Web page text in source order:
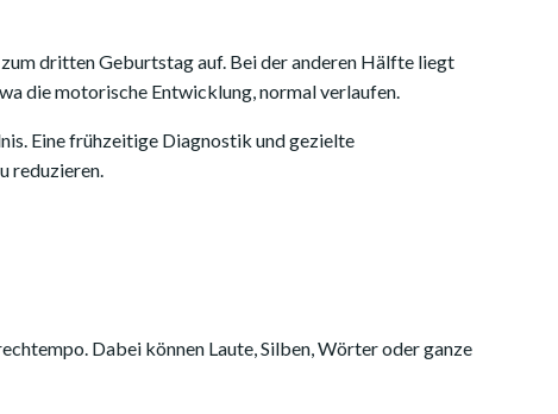
dritten Geburtstag auf. Bei der anderen Hälfte liegt
die motorische Entwicklung, normal verlaufen.
Eine frühzeitige Diagnostik und gezielte
reduzieren.
Dabei können Laute, Silben, Wörter oder ganze